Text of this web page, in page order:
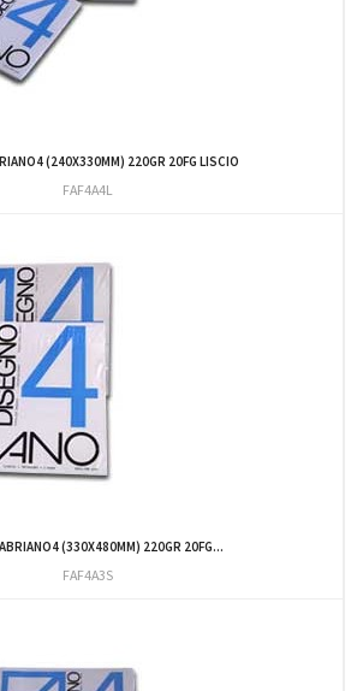
(240X330MM) 220GR 20FG LISCIO
FAF4A4L
(330X480MM) 220GR 20FG...
FAF4A3S